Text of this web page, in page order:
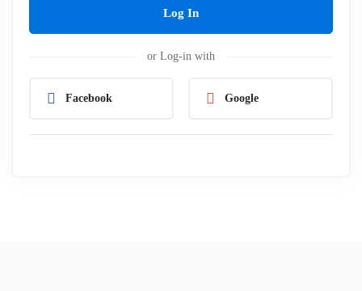
Log In
or Log-in with
Facebook Google